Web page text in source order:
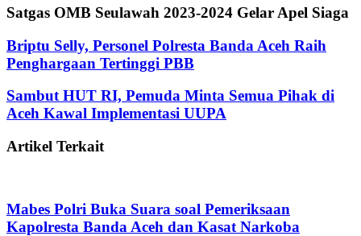
Satgas OMB Seulawah 2023-2024 Gelar Apel Siaga
Briptu Selly, Personel Polresta Banda Aceh Raih
Penghargaan Tertinggi PBB
Sambut HUT RI, Pemuda Minta Semua Pihak di
Aceh Kawal Implementasi UUPA
Artikel Terkait
Mabes Polri Buka Suara soal Pemeriksaan
Kapolresta Banda Aceh dan Kasat Narkoba